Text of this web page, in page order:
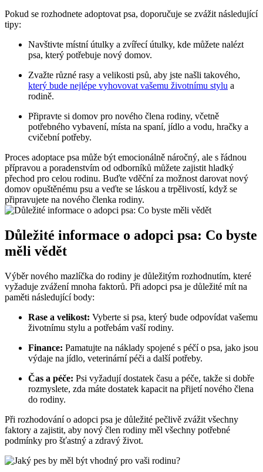
Pokud se rozhodnete adoptovat psa, doporučuje se zvážit následující
tipy:
Navštivte místní útulky a zvířecí útulky, kde můžete nalézt
psa, který potřebuje nový domov.
Zvažte různé rasy a velikosti psů, aby jste našli takového,
který bude nejlépe vyhovovat vašemu životnímu stylu a
rodině.
Připravte si domov pro nového člena rodiny, včetně
potřebného vybavení, místa na spaní, jídlo a vodu, hračky a
cvičební potřeby.
Proces adoptace psa může být emocionálně náročný, ale s řádnou
přípravou a poradenstvím od odborníků můžete zajistit hladký
přechod pro celou rodinu. Buďte vděční za možnost darovat nový
domov opuštěnému psu a veďte se láskou a trpělivostí, když se
připravujete na nového členka rodiny.
Důležité informace o adopci psa: Co byste
měli vědět
Výběr nového mazlíčka do rodiny je důležitým rozhodnutím, které
vyžaduje zvážení mnoha faktorů. Při adopci psa je důležité mít na
paměti následující body:
Rase a velikost: Vyberte si psa, který bude odpovídat vašemu
životnímu stylu a potřebám vaší rodiny.
Finance: Pamatujte na náklady spojené s péčí o psa, jako jsou
výdaje na jídlo, veterinární péči a další potřeby.
Čas a péče: Psi vyžadují dostatek času a péče, takže si dobře
rozmyslete, zda máte dostatek kapacit na přijetí nového člena
do rodiny.
Při rozhodování o adopci psa je důležité pečlivě zvážit všechny
faktory a zajistit, aby nový člen rodiny měl všechny potřebné
podmínky pro šťastný a zdravý život.